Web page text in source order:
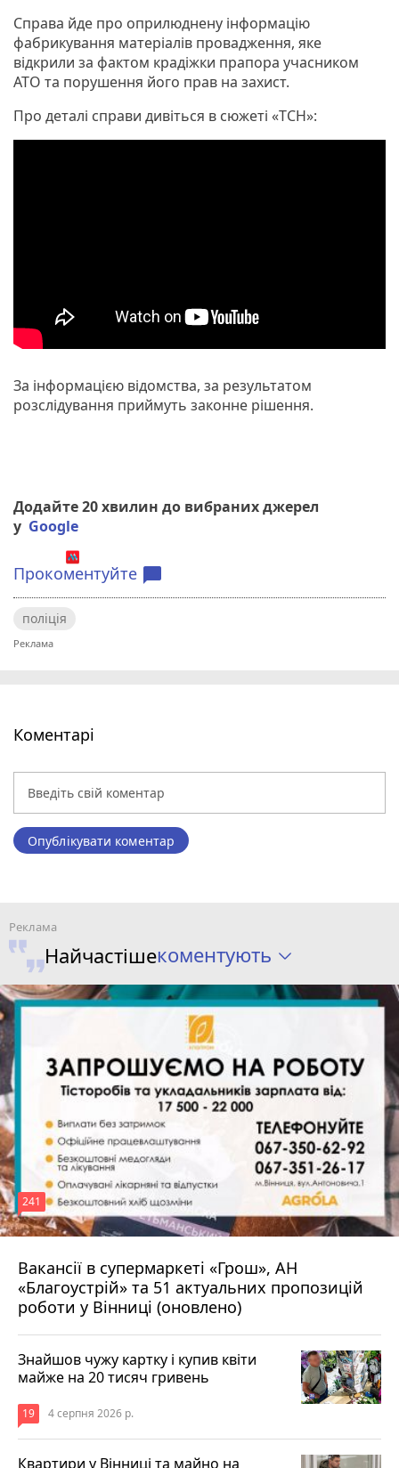
Справа йде про оприлюднену інформацію
фабрикування матеріалів провадження, яке
відкрили за фактом крадіжки прапора учасником
АТО та порушення його прав на захист.
Про деталі справи дивіться в сюжеті «ТСН»:
За інформацією відомства, за результатом
розслідування приймуть законне рішення.
Додайте 20 хвилин до вибраних джерел
у Google
Прокоментуйте chat_bubble
поліція
Коментарі
Опублікувати коментар
Найчастішекоментують
Вакансії в супермаркеті «Грош», АН
«Благоустрій» та 51 актуальних пропозицій
роботи у Вінниці (оновлено)
241
4 серпня 2026 р.
Знайшов чужу картку і купив квіти
майже на 20 тисяч гривень
19 4 серпня 2026 р.
Квартири у Вінниці та майно на